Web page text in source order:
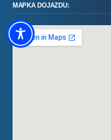
MAPKA DOJAZDU: